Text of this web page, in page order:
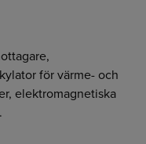
för värme- och
elektromagnetiska